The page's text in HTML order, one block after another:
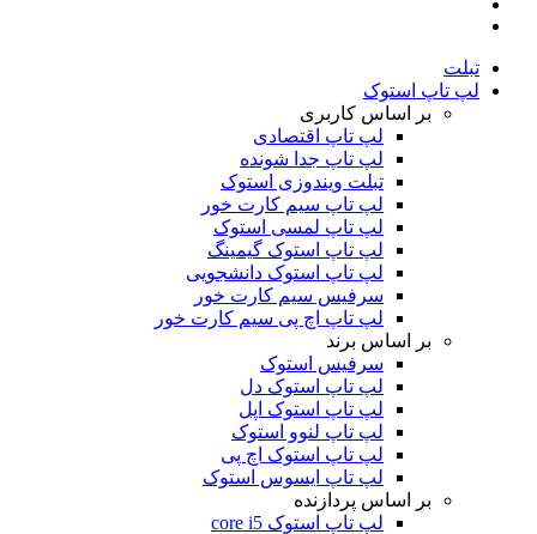
تبلت
لپ تاپ استوک
بر اساس کاربری
لپ تاپ اقتصادی
لپ تاپ جدا شونده
تبلت ویندوزی استوک
لپ تاپ سیم کارت خور
لپ تاپ لمسی استوک
لپ تاپ استوک گیمینگ
لپ تاپ استوک دانشجویی
سرفیس سیم کارت خور
لپ تاپ اچ پی سیم کارت خور
بر اساس برند
سرفیس استوک
لپ تاپ استوک دل
لپ تاپ استوک اپل
لپ تاپ لنوو استوک
لپ تاپ استوک اچ پی
لپ تاپ ایسوس استوک
بر اساس پردازنده
لپ تاپ استوک core i5